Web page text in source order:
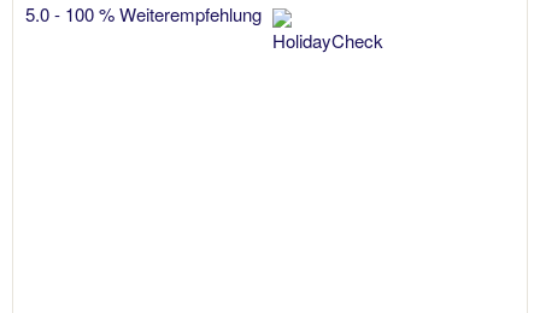
5.0 - 100 % Weiterempfehlung